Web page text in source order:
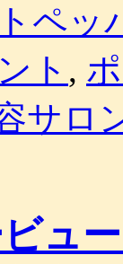
ペッ
ト ,
サロ
ュ